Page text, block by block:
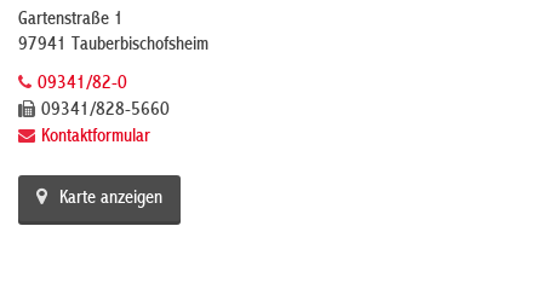
Gartenstraße 1
97941 Tauberbischofsheim
09341/82-0
09341/828-5660
Kontaktformular
Karte anzeigen